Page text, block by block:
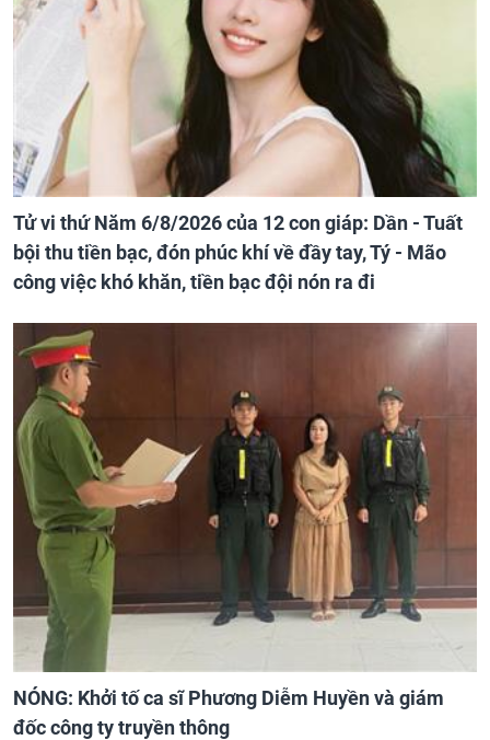
Tử vi thứ Năm 6/8/2026 của 12 con giáp: Dần - Tuất
bội thu tiền bạc, đón phúc khí về đầy tay, Tý - Mão
công việc khó khăn, tiền bạc đội nón ra đi
NÓNG: Khởi tố ca sĩ Phương Diễm Huyền và giám
đốc công ty truyền thông